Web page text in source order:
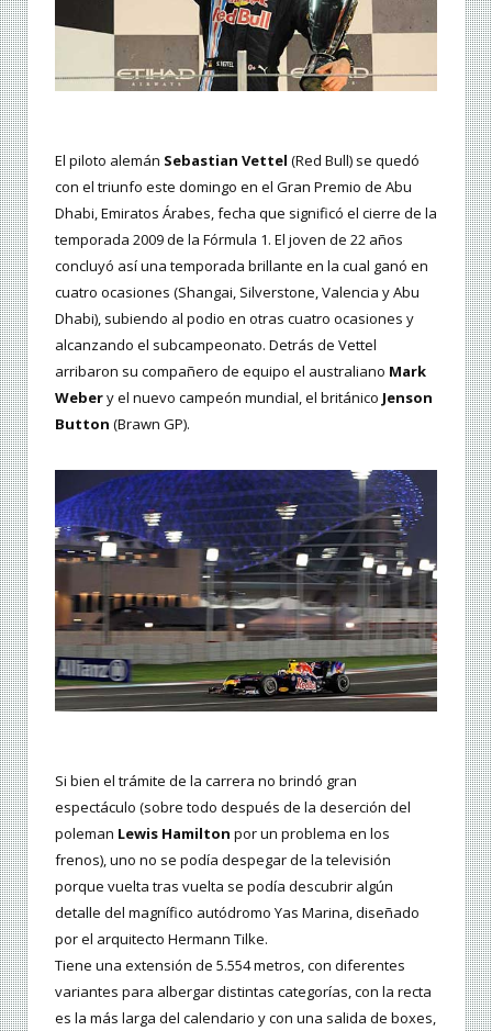
El piloto alemán Sebastian Vettel (Red Bull) se quedó
con el triunfo este domingo en el Gran Premio de Abu
Dhabi, Emiratos Árabes, fecha que significó el cierre de la
temporada 2009 de la Fórmula 1. El joven de 22 años
concluyó así una temporada brillante en la cual ganó en
cuatro ocasiones (Shangai, Silverstone, Valencia y Abu
Dhabi), subiendo al podio en otras cuatro ocasiones y
alcanzando el subcampeonato. Detrás de Vettel
arribaron su compañero de equipo el australiano Mark
Webery el nuevo campeón mundial, el británico Jenson
Button (Brawn GP).
Si bien el trámite de la carrera no brindó gran
espectáculo (sobre todo después de la deserción del
poleman Lewis Hamilton por un problema en los
frenos), uno no se podía despegar de la televisión
porque vuelta tras vuelta se podía descubrir algún
detalle del magnífico autódromo Yas Marina, diseñado
por el arquitecto Hermann Tilke.
Tiene una extensión de 5.554 metros, con diferentes
variantes para albergar distintas categorías, con la recta
es la más larga del calendario y con una salida de boxes,